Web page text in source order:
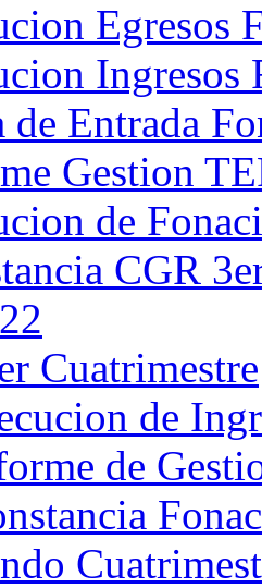
Egresos
Ingresos
de Entrada
Gestion
de
CGR
Cuatrimestre
de
de